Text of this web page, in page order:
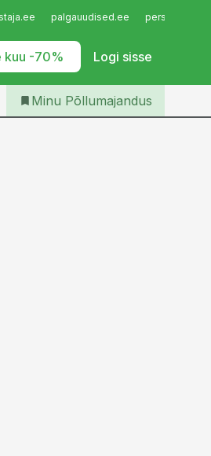
palgauudised.ee
kuu -70% Logi sisse
Iseteenindus
Telli Põllumajandus
Minu Põllumajandus